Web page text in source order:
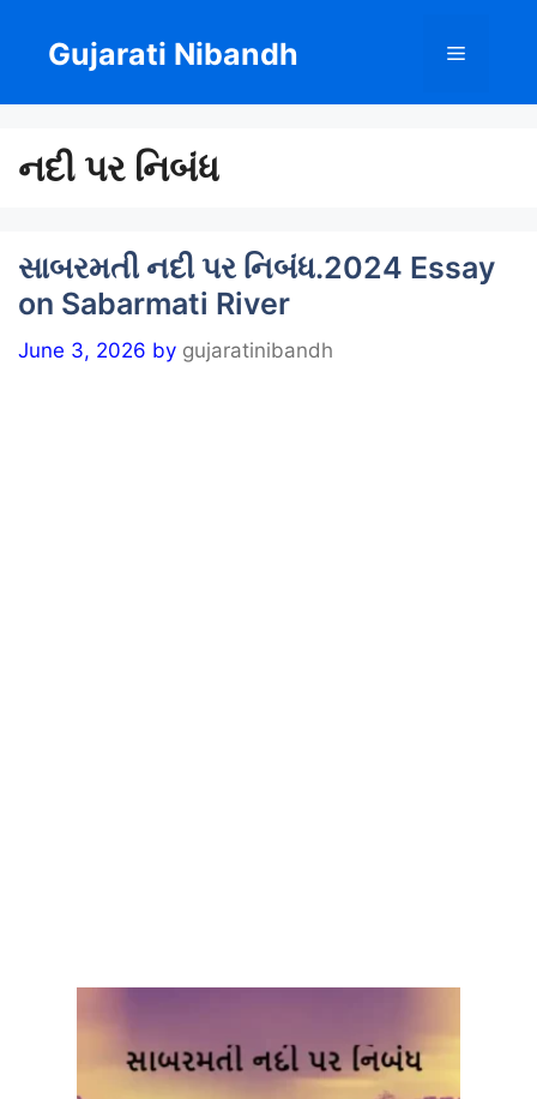
content
Gujarati Nibandh Menu
નદી પર નિબંધ
સાબરમતી નદી પર નિબંધ.2024 Essay
on Sabarmati River
June 3, 2026 by gujaratinibandh